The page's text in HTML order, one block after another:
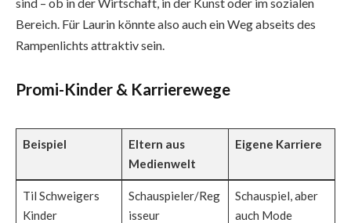
Bereich. Für Laurin könnte also auch ein Weg abseits des
Rampenlichts attraktiv sein.
Promi-Kinder & Karrierewege
Beispiel
Eltern aus
Medienwelt
Eigene Karriere
Til Schweigers
Kinder
Schauspieler/Reg
isseur
Schauspiel, aber
auch Mode